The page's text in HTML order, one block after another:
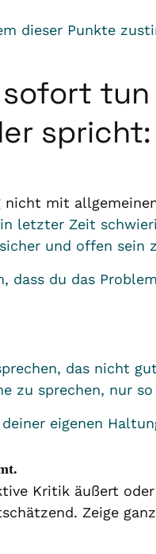
dieser Punkte
sofort
spricht:
nicht mit
letzter Zeit
und offen sein
dass du das
das nicht
zu sprechen, nur
eigenen
Kritik äußert
Zeige